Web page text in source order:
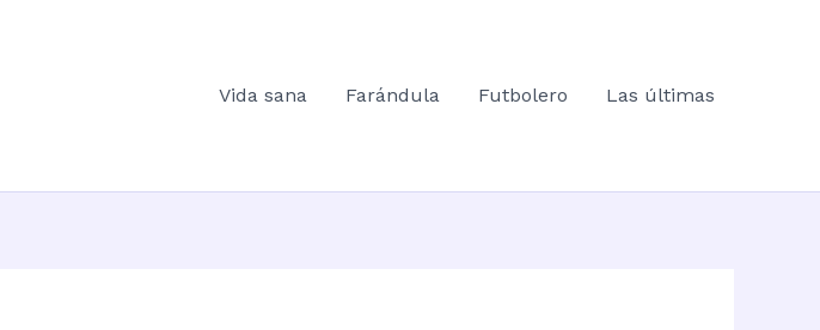
Vida sana
Farándula Futbolero Las últimas